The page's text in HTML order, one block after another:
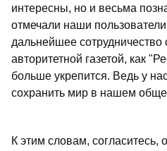
интересны, но и весьма
отмечали наши
дальнейшее сотрудничество
авторитетной газетой, как
больше укрепится. Ведь у
сохранить мир в нашем
К этим словам, согласитесь,